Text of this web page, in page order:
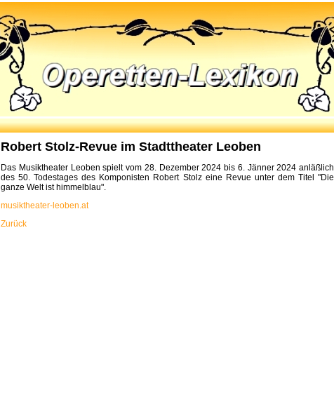
Robert Stolz-Revue im Stadttheater Leoben
Das Musiktheater Leoben spielt vom 28. Dezember 2024 bis 6. Jänner 2024 anläßlich
des 50. Todestages des Komponisten Robert Stolz eine Revue unter dem Titel "Die
ganze Welt ist himmelblau".
musiktheater-leoben.at
Zurück